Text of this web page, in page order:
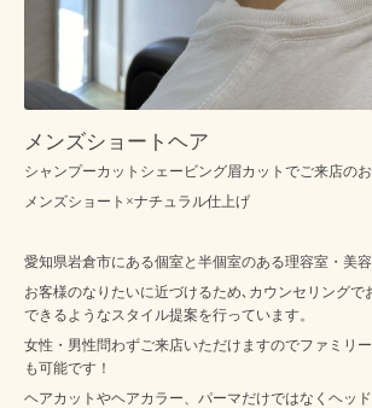
メンズショートヘア
シャンプーカットシェービング眉カットでご来店の
メンズショート×ナチュラル仕上げ
愛知県岩倉市にある個室と半個室のある理容室・美
お客様のなりたいに近づけるため､カウンセリングで
できるようなスタイル提案を行っています。
女性・男性問わずご来店いただけますのでファミリ
も可能です！
ヘアカットやヘアカラー、パーマだけではなくヘッ